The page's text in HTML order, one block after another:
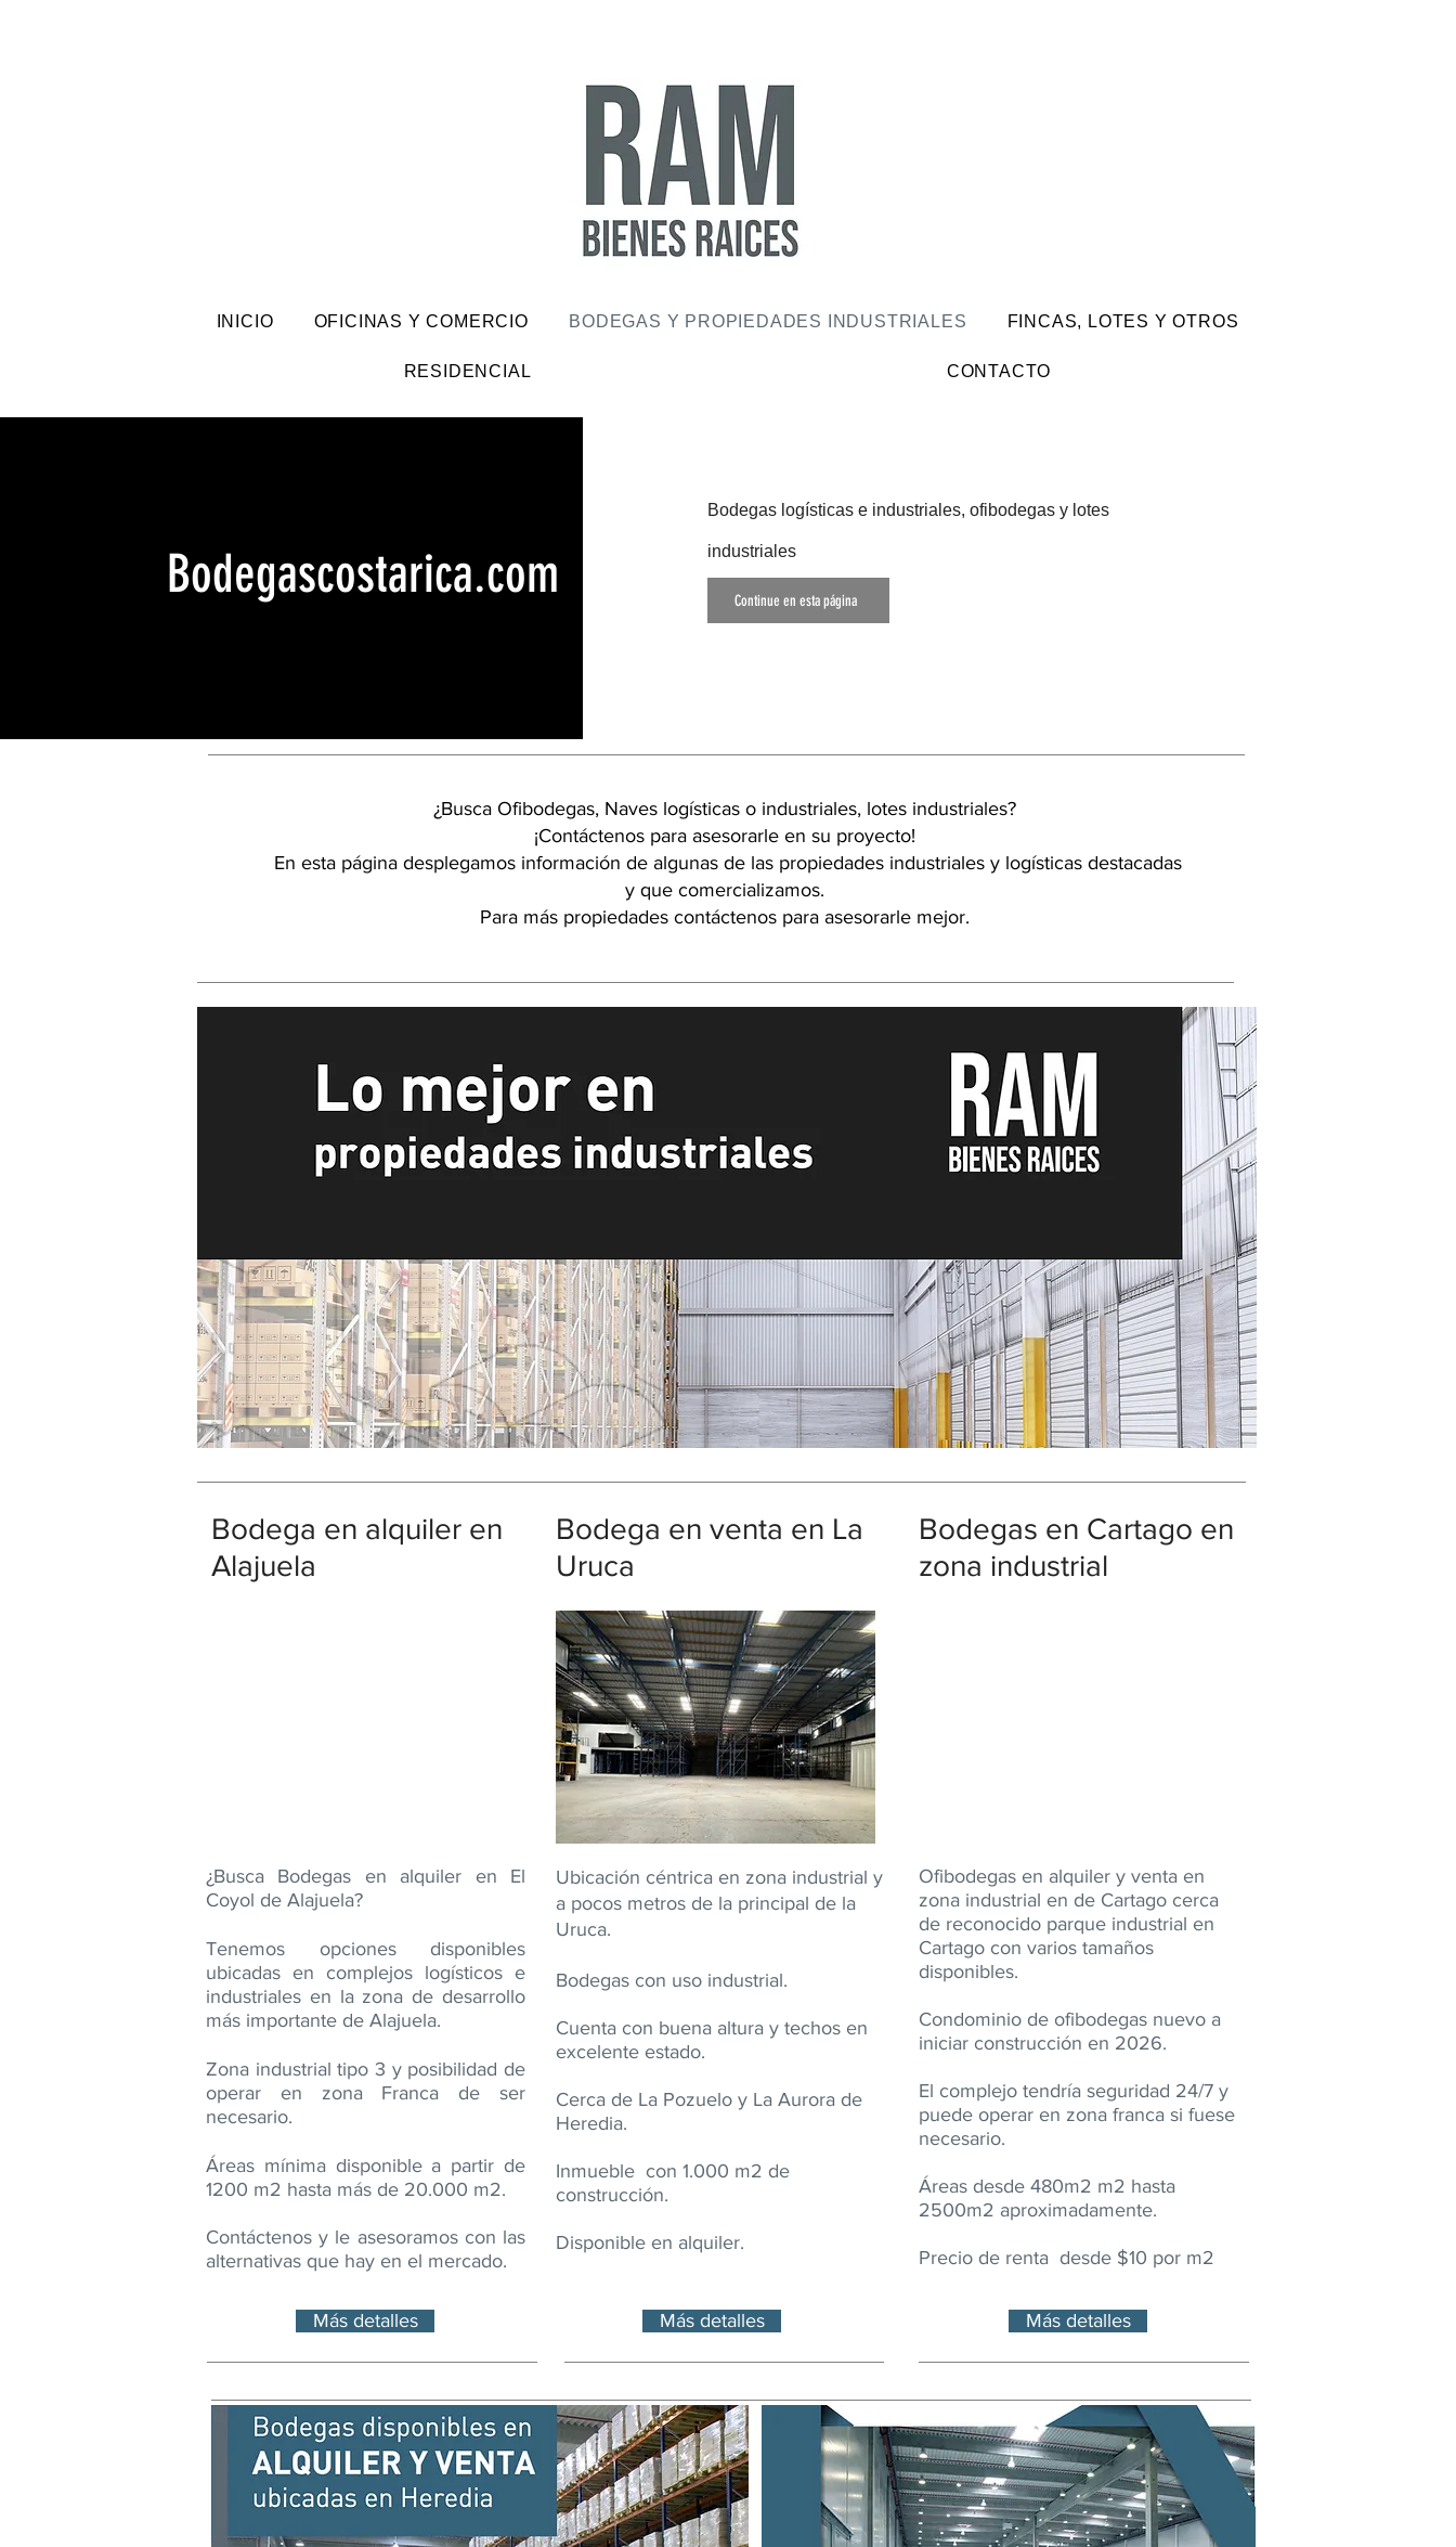
INICIO OFICINAS Y COMERCIO BODEGAS Y PROPIEDADES INDUSTRIALES FINCAS, LOTES Y OTROS
RESIDENCIAL CONTACTO
Bodegascostarica.com
Bodegas logísticas e industriales, ofibodegas y lotes
industriales
Continue en esta página
¿Busca Ofibodegas, Naves logísticas o industriales, lotes industriales?
¡Contáctenos para asesorarle en su proyecto!
En esta página desplegamos información de algunas de las propiedades industriales y logísticas destacadas
y que comercializamos.
Para más propiedades contáctenos para asesorarle mejor.
Bodega en alquiler en
Alajuela
¿Busca Bodegas en alquiler en El
Coyol de Alajuela?
Tenemos opciones disponibles
ubicadas en complejos logísticos e
industriales en la zona de desarrollo
más importante de Alajuela.
Zona industrial tipo 3 y posibilidad de
operar en zona Franca de ser
necesario.
Áreas mínima disponible a partir de
1200 m2 hasta más de 20.000 m2.
Contáctenos y le asesoramos con las
alternativas que hay en el mercado.
Más detalles
Bodega en venta en La
Uruca
Ubicación céntrica en zona industrial y
a pocos metros de la principal de la
Uruca.
Bodegas con uso industrial.
Cuenta con buena altura y techos en
excelente estado.
Cerca de La Pozuelo y La Aurora de
Heredia.​
Inmueble con 1.000 m2 de
construcción.
Disponible en alquiler.
Más detalles
Bodegas en ​Cartago en
zona industrial
​Ofibodegas en alquiler y venta en
zona industrial en de Cartago cerca
de reconocido parque industrial en
Cartago con varios tamaños
disponibles.
Condominio de ofibodegas nuevo a
iniciar construcción en 2026.
El complejo tendría seguridad 24/7 y
puede operar en zona franca si fuese
necesario.
Áreas desde 480m2 m2 hasta
2500m2 aproximadamente.
Precio de renta desde $10 por m2
Más detalles